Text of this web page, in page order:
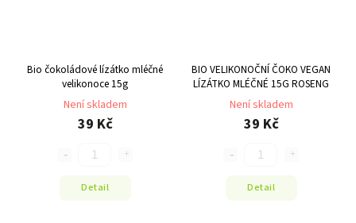
Bio čokoládové lízátko mléčné
velikonoce 15g
Není skladem
39 Kč
Detail
BIO VELIKONOČNÍ ČOKO VEGAN
LÍZÁTKO MLÉČNÉ 15G ROSENG
Není skladem
39 Kč
Detail